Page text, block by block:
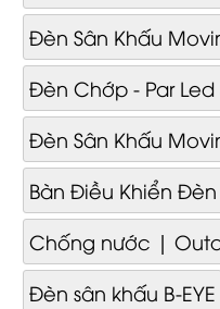
Đèn Sân Khấu
Đèn Chớp - Par Led
Đèn Sân Khấu
Bàn Điều Khiển Đèn
Chống nước |
Đèn sân khấu B-EYE